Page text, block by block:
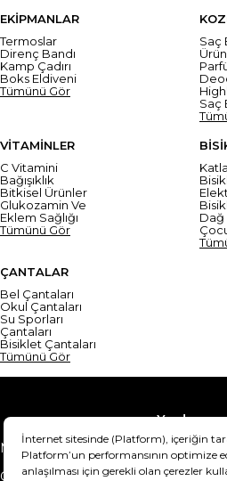
EKİPMANLAR
Termoslar
Direnç Bandı
Kamp Çadırı
Boks Eldiveni
Tümünü Gör
Saç
Saç
VİTAMİNLER
C Vitamini
Bağışıklık
Bitkisel Ürünler
Glukozamin Ve
Eklem Sağlığı
Tümünü Gör
Dağ
ÇANTALAR
Bel Çantaları
Okul Çantaları
Su Sporları
Çantaları
Bisiklet Çantaları
Tümünü Gör
Yardım
Mesafeli Satış Sözleşmesi
Gizlilik Sözleşmesi